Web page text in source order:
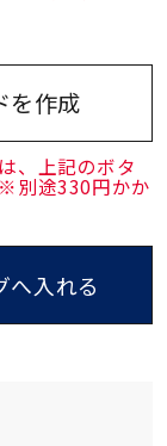
を作成
、上記のボタ
別途330円かか
へ入れる